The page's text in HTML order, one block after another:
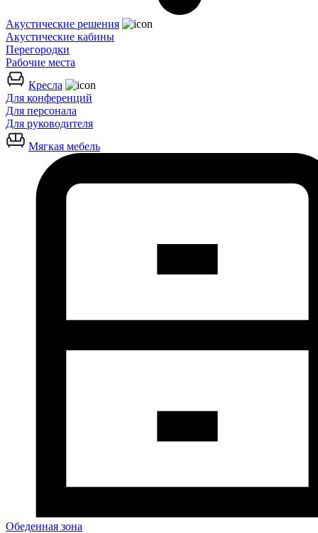
Акустические решения
Акустические кабины
Перегородки
Рабочие места
Кресла
Для конференций
Для персонала
Для руководителя
Мягкая мебель
Обеденная зона